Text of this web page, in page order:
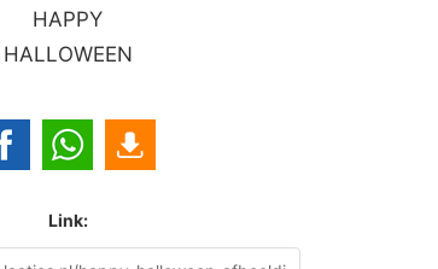
HAPPY
HALLOWEEN
Link: